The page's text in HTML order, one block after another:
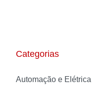
Categorias
Automação e Elétrica